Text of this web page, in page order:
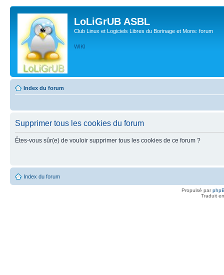
LoLiGrUB ASBL
Club Linux et Logiciels Libres du Borinage et Mons: forum
WIKI
Index du forum
Supprimer tous les cookies du forum
Êtes-vous sûr(e) de vouloir supprimer tous les cookies de ce forum ?
Index du forum
Propulsé par
Traduit